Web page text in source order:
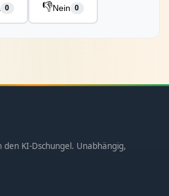
0 👎Nein 0
KI-Dschungel. Unabhängig,